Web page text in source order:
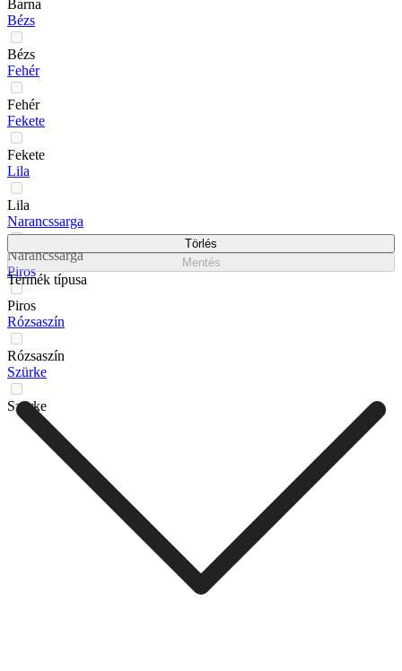
Barna
Bézs
Bézs
Fehér
Fehér
Fekete
Fekete
Lila
Lila
Narancssarga
Narancssarga
Piros
Piros
Rózsaszín
Rózsaszín
Szürke
Szürke
Törlés
Mentés
Termék típusa